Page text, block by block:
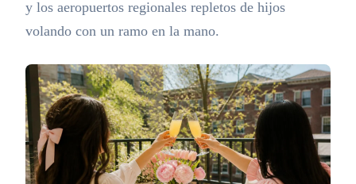
y los aeropuertos regionales repletos de hijos
volando con un ramo en la mano.